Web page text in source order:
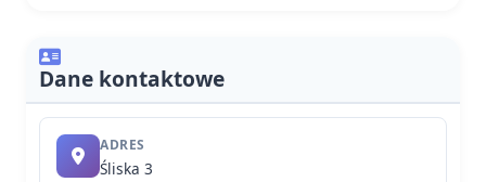
Dane kontaktowe
ADRES
Śliska 3